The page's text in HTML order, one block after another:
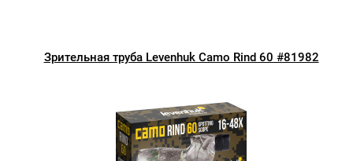
Зрительная труба Levenhuk Camo Rind 60 #81982